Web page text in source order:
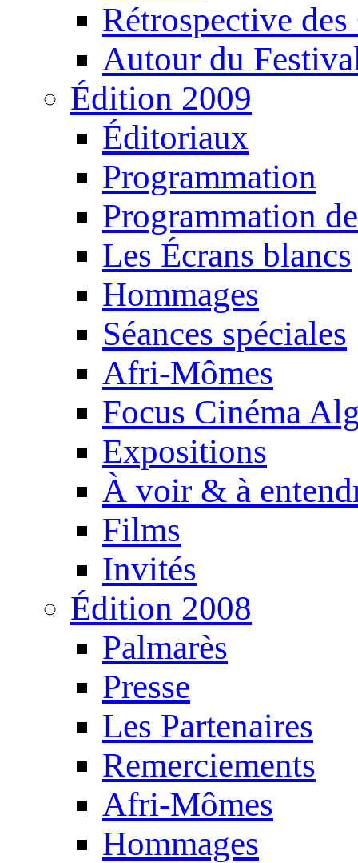
Rétrospective
Autour du
Édition 2009
Éditoriaux
Programmation
Programmation
Les Écrans blancs
Hommages
Séances spéciales
Afri-Mômes
Focus Cinéma
Expositions
À voir & à
Films
Invités
Édition 2008
Palmarès
Presse
Les Partenaires
Remerciements
Afri-Mômes
Hommages